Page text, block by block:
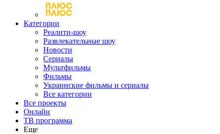
Категории
Реалити-шоу
Развлекательные шоу
Новости
Сериалы
Мультфильмы
Фильмы
Украинские фильмы и сериалы
Все категории
Все проекты
Онлайн
ТВ программа
Еще